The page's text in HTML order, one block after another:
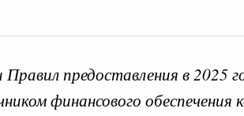
предоставления в 2025
финансового
Национальные проекты